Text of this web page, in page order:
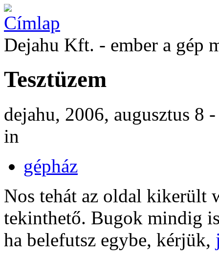
Dejahu Kft. - ember a gép
Tesztüzem
dejahu, 2006, augusztus 8
in
gépház
Nos tehát az oldal kikerült
tekinthető. Bugok mindig
ha belefutsz egybe, kérjük,